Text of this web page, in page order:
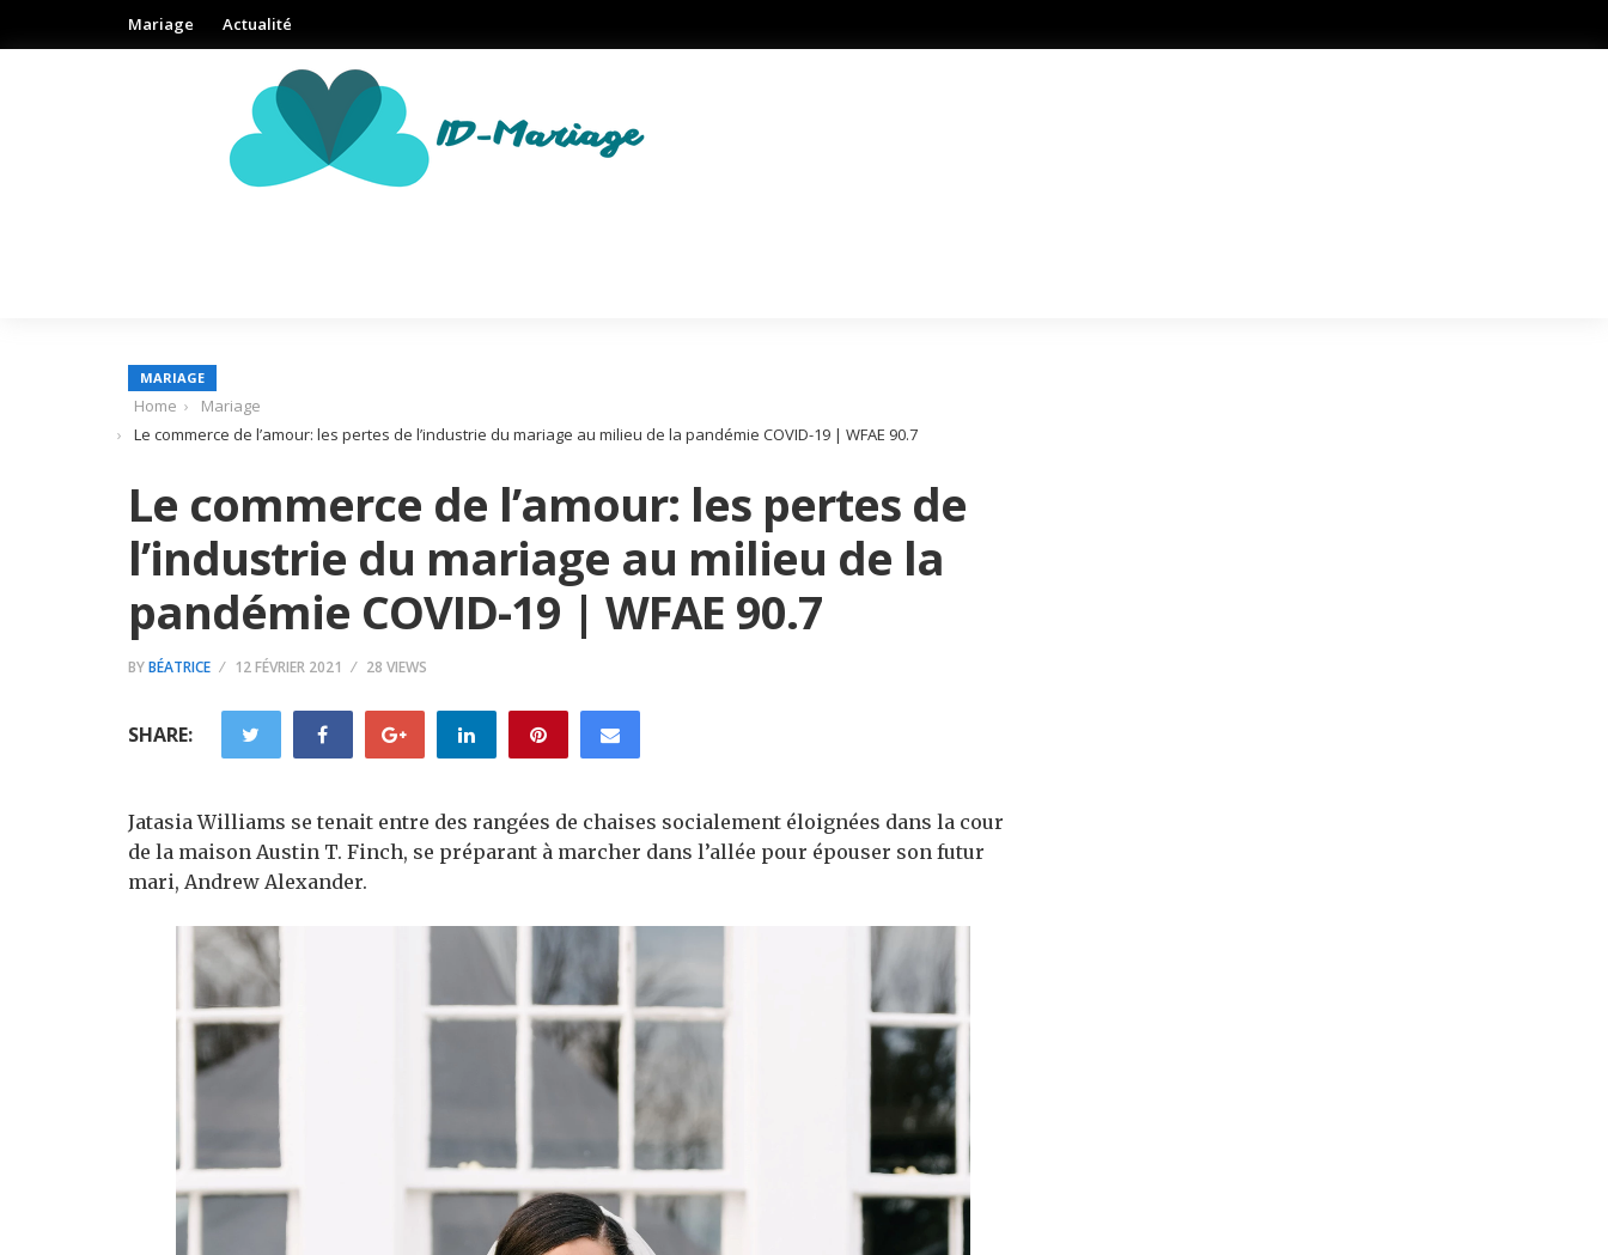
Mariage Actualité
MARIAGE
Home
Mariage
Le commerce de l’amour: les pertes de l’industrie du mariage au milieu de la pandémie COVID-19 | WFAE 90.7
Le commerce de l’amour: les pertes de
l’industrie du mariage au milieu de la
pandémie COVID-19 | WFAE 90.7
BYBÉATRICE 12 FÉVRIER 2021 28 VIEWS
SHARE:
Jatasia Williams se tenait entre des rangées de chaises socialement éloignées dans la cour
de la maison Austin T. Finch, se préparant à marcher dans l’allée pour épouser son futur
mari, Andrew Alexander.